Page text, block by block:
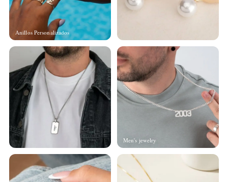
Anillos Personalizados
Men's jewelry